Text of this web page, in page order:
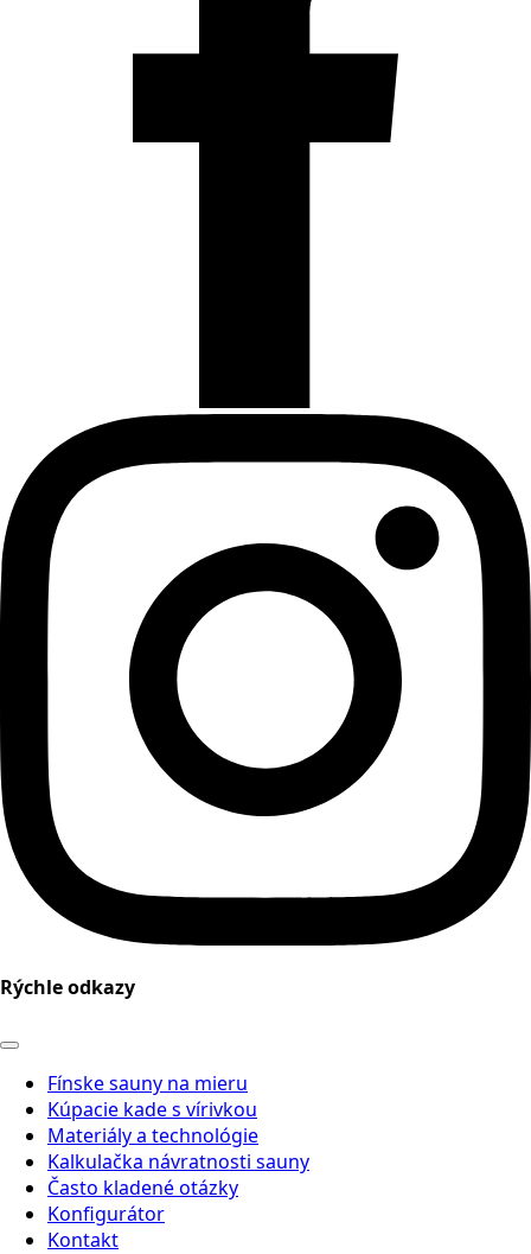
Rýchle odkazy
Fínske sauny na mieru
Kúpacie kade s vírivkou
Materiály a technológie
Kalkulačka návratnosti sauny
Často kladené otázky
Konfigurátor
Kontakt